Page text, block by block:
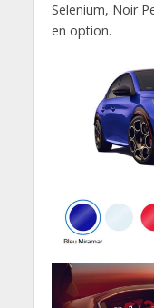
Selenium, Noir
en option.